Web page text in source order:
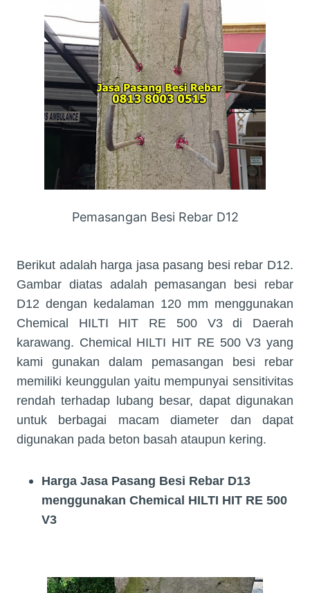
Pemasangan Besi Rebar D12
Berikut adalah harga jasa pasang besi rebar D12.
Gambar diatas adalah pemasangan besi rebar
D12 dengan kedalaman 120 mm menggunakan
Chemical HILTI HIT RE 500 V3 di Daerah
karawang. Chemical HILTI HIT RE 500 V3 yang
kami gunakan dalam pemasangan besi rebar
memiliki keunggulan yaitu mempunyai sensitivitas
rendah terhadap lubang besar, dapat digunakan
untuk berbagai macam diameter dan dapat
digunakan pada beton basah ataupun kering.
Harga Jasa Pasang Besi Rebar D13
menggunakan Chemical HILTI HIT RE 500
V3